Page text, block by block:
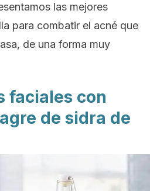
las mejores
para combatir el acné que
de una forma muy
faciales con
de sidra de